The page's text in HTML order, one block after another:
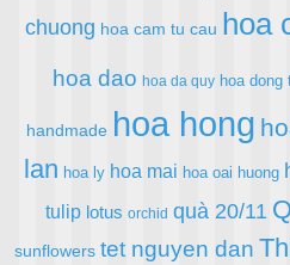
chuong hoa cam tu cau hoa
hoa dao hoa da quy hoa dong
handmade hoa hong
lan hoa ly hoa mai hoa oai huong
tulip lotus orchid quà 20/11
sunflowers tet nguyen dan